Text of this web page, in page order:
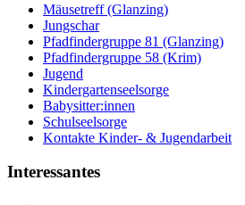
Mäusetreff (Glanzing)
Jungschar
Pfadfindergruppe 81 (Glanzing)
Pfadfindergruppe 58 (Krim)
Jugend
Kindergartenseelsorge
Babysitter:innen
Schulseelsorge
Kontakte Kinder- & Jugendarbeit
Interessantes